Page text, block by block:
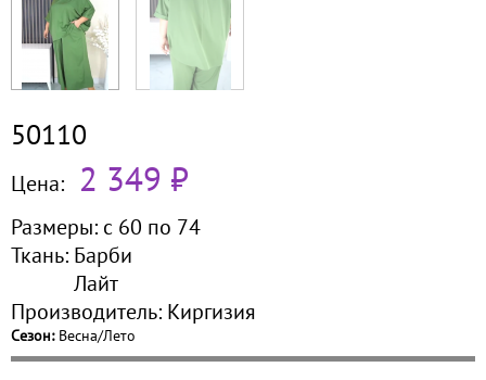
50110
Цена: 2 349 ₽
Размеры: с 60 по 74
Ткань: Барби
Лайт
Производитель: Киргизия
Сезон: Весна/Лето